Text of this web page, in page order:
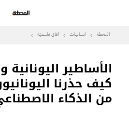
المحطة انسانيات آفاق فلسفيّة‎
الأساطير اليونانية
كيف حذرنا
من الذكاء